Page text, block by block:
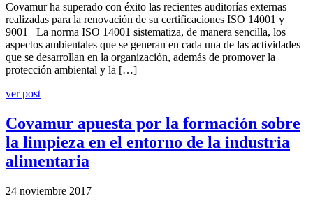
Covamur ha superado con éxito las recientes auditorías externas
realizadas para la renovación de su certificaciones ISO 14001 y
9001 La norma ISO 14001 sistematiza, de manera sencilla, los
aspectos ambientales que se generan en cada una de las actividades
que se desarrollan en la organización, además de promover la
protección ambiental y la […]
ver post
Covamur apuesta por la formación sobre
la limpieza en el entorno de la industria
alimentaria
24 noviembre 2017